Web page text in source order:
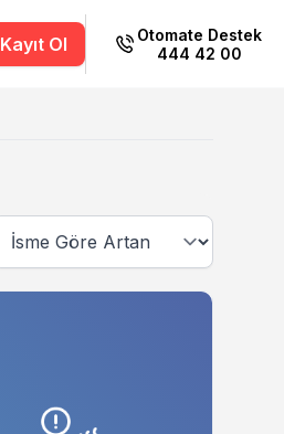
Kayıt Ol
Otomate Destek
444 42 00